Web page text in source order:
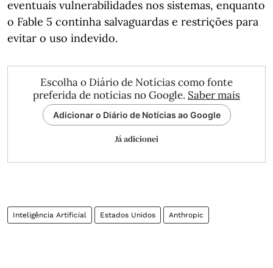
eventuais vulnerabilidades nos sistemas, enquanto
o Fable 5 continha salvaguardas e restrições para
evitar o uso indevido.
Escolha o Diário de Notícias como fonte
preferida de notícias no Google. Saber mais
Adicionar o Diário de Notícias ao Google
Já adicionei
Inteligência Artificial Estados Unidos Anthropic